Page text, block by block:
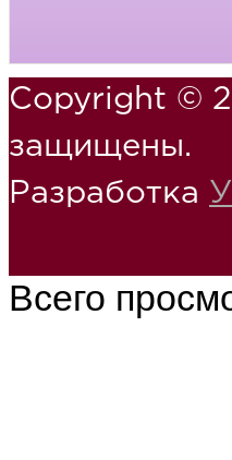
Copyright ©
защищены.
Разработка
Всего